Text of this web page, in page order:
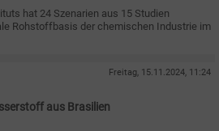
hat 24 Szenarien aus 15 Studien
Rohstoffbasis der chemischen Industrie im
Freitag, 15.11.2024, 11:24
aus Brasilien